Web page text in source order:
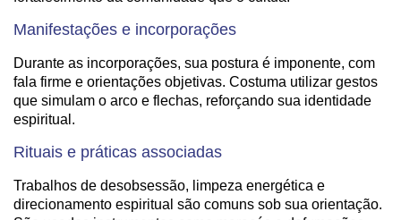
Manifestações e incorporações
Durante as incorporações, sua postura é imponente, com
fala firme e orientações objetivas. Costuma utilizar gestos
que simulam o arco e flechas, reforçando sua identidade
espiritual.
Rituais e práticas associadas
Trabalhos de desobsessão, limpeza energética e
direcionamento espiritual são comuns sob sua orientação.